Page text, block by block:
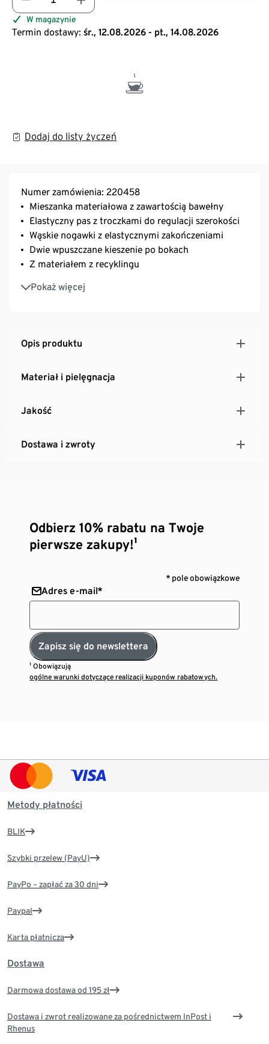
W magazynie
Termin dostawy: śr., 12.08.2026 - pt., 14.08.2026
Dodaj do listy życzeń
Numer zamówienia: 220458
Mieszanka materiałowa z zawartością bawełny
Elastyczny pas z troczkami do regulacji szerokości
Wąskie nogawki z elastycznymi zakończeniami
Dwie wpuszczane kieszenie po bokach
Z materiałem z recyklingu
Pokaż więcej
Miękki, elastyczny materiał z zawartością włókna
Creora® – zapewnia optymalną swobodę ruchów
Opis produktu
Materiał i pielęgnacja
Jakość
Dostawa i zwroty
Odbierz 10% rabatu na Twoje
pierwsze zakupy!¹
* pole obowiązkowe
Adres e-mail*
Zapisz się do newslettera
¹ Obowiązują
ogólne warunki dotyczące realizacji kuponów rabatowych.
Metody płatności
BLIK
Szybki przelew (PayU)
PayPo – zapłać za 30 dni
Paypal
Karta płatnicza
Dostawa
Darmowa dostawa od 195 zł
Dostawa i zwrot realizowane za pośrednictwem InPost i
Rhenus